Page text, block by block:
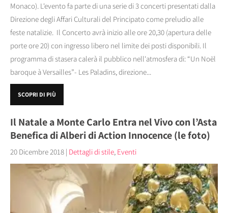
Monaco). L'evento fa parte di una serie di 3 concerti presentati dalla
Direzione degli Affari Culturali del Principato come preludio alle
feste natalizie. Il Concerto avrà inizio alle ore 20,30 (apertura delle
porte ore 20) con ingresso libero nel limite dei posti disponibili. Il
programma di stasera calerà il pubblico nell'atmosfera di: “Un Noël
baroque à Versailles”- Les Paladins, direzione...
SCOPRI DI PIÙ
Il Natale a Monte Carlo Entra nel Vivo con l’Asta
Benefica di Alberi di Action Innocence (le foto)
20 Dicembre 2018 | Dettagli di stile, Eventi